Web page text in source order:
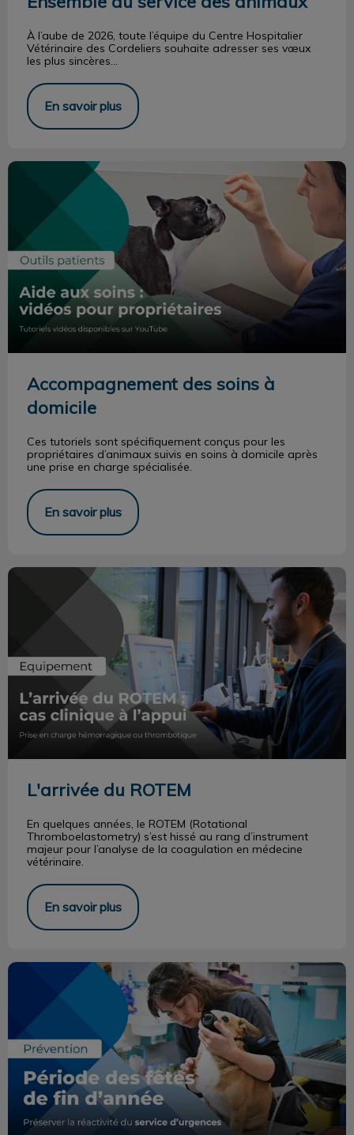
À l’aube de 2026, toute l’équipe du Centre Hospitalier
Vétérinaire des Cordeliers souhaite adresser ses vœux
les plus sincères...
En savoir plus
Accompagnement des soins à domicile
Accompagnement des soins à
domicile
Ces tutoriels sont spécifiquement conçus pour les
propriétaires d’animaux suivis en soins à domicile après
une prise en charge spécialisée.
En savoir plus
L'arrivée du ROTEM
L'arrivée du ROTEM
En quelques années, le ROTEM (Rotational
Thromboelastometry) s’est hissé au rang d’instrument
majeur pour l’analyse de la coagulation en médecine
vétérinaire.
En savoir plus
Anticiper la période des fêtes